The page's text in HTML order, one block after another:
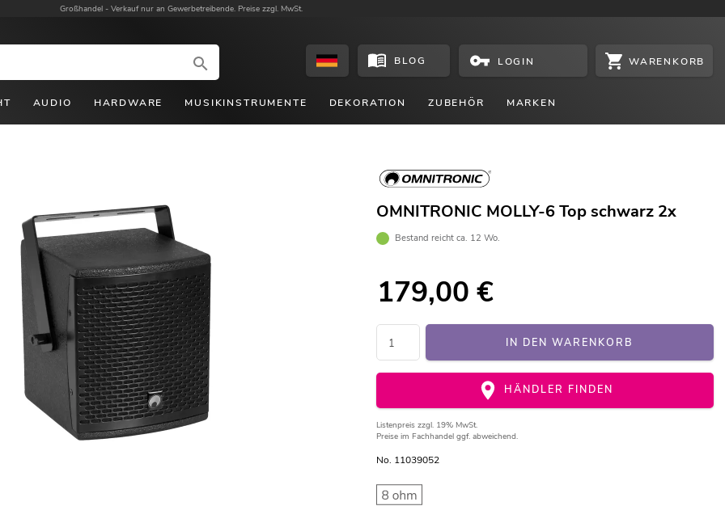
Großhandel - Verkauf nur an Gewerbetreibende. Preise zzgl. MwSt.
BLOG LOGIN WARENKORB
AUDIO HARDWARE MUSIKINSTRUMENTE DEKORATION ZUBEHÖR MARKEN
OMNITRONIC MOLLY-6 Top schwarz 2x
Bestand reicht ca. 12 Wo.
179,00 €
IN DEN WARENKORB
HÄNDLER FINDEN
Listenpreis zzgl. 19% MwSt.
Preise im Fachhandel ggf. abweichend.
No. 11039052